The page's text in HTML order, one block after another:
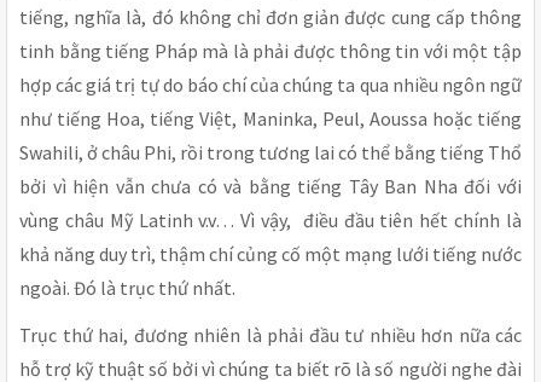
tiếng, nghĩa là, đó không chỉ đơn giản được cung cấp thông
tinh bằng tiếng Pháp mà là phải được thông tin với một tập
hợp các giá trị tự do báo chí của chúng ta qua nhiều ngôn ngữ
như tiếng Hoa, tiếng Việt, Maninka, Peul, Aoussa hoặc tiếng
Swahili, ở châu Phi, rồi trong tương lai có thể bằng tiếng Thổ
bởi vì hiện vẫn chưa có và bằng tiếng Tây Ban Nha đối với
vùng châu Mỹ Latinh v.v… Vì vậy, điều đầu tiên hết chính là
khả năng duy trì, thậm chí củng cố một mạng lưới tiếng nước
ngoài. Đó là trục thứ nhất.
Trục thứ hai, đương nhiên là phải đầu tư nhiều hơn nữa các
hỗ trợ kỹ thuật số bởi vì chúng ta biết rõ là số người nghe đài